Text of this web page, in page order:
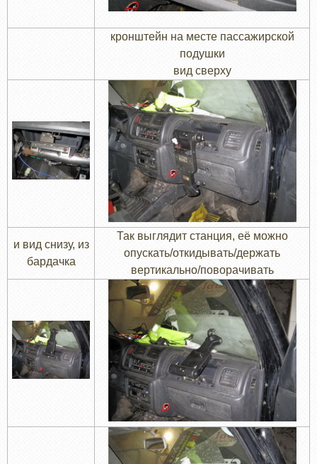
кронштейн на месте пассажирской
подушки
вид сверху
и вид снизу, из
бардачка
Так выглядит станция, её можно
опускать/откидывать/держать
вертикально/поворачивать